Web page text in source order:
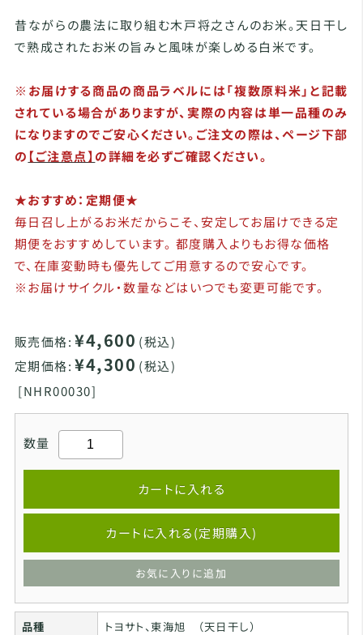
昔ながらの農法に取り組む木戸将之さんのお米。天日干し
で熟成されたお米の旨みと風味が楽しめる白米です。
※お届けする商品の商品ラベルには「複数原料米」と記載
されている場合がありますが、実際の内容は単一品種のみ
になりますのでご安心ください。ご注文の際は、ページ下部
の 【ご注意点】 の詳細を必ずご確認ください。
★おすすめ：定期便★
毎日召し上がるお米だからこそ、安定してお届けできる定
期便をおすすめしています。 都度購入よりもお得な価格
で、在庫変動時も優先してご用意するので安心です。
※お届けサイクル・数量などはいつでも変更可能です。
販売価格: ¥4,600 (税込)
定期価格: ¥4,300 (税込)
[NHR00030]
数量
カートに入れる
カートに入れる(定期購入)
お気に入りに追加
品種
トヨサト、東海旭 （天日干し）